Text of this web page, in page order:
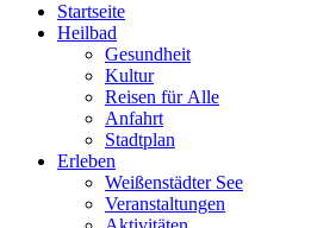
Start­sei­te
Heil­bad
Gesund­heit
Kul­tur
Rei­sen für Alle
Anfahrt
Stadt­plan
Erle­ben
Wei­ßen­städ­ter See
Ver­an­stal­tun­gen